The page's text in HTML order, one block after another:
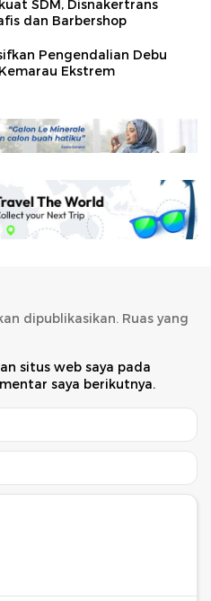
SDM, Disnakertrans
dan Barbershop
Pengendalian Debu
Ekstrem
dipublikasikan. Ruas yang
situs web saya pada
saya berikutnya.